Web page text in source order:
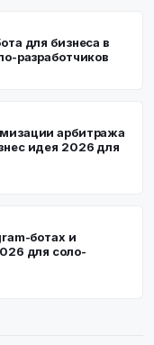
для бизнеса в
разработчиков
арбитража
идея 2026 для
ботах и
для соло-